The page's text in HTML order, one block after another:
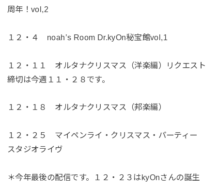
周年！vol,2
１２・４ noah’s Room Dr.kyOn秘宝館vol,1
１２・１１ オルタナクリスマス（洋楽編）リクエスト
締切は今週１１・２８です。
１２・１８ オルタナクリスマス（邦楽編）
１２・２５ マイペンライ・クリスマス・パーティー
スタジオライヴ
＊今年最後の配信です。１２・２３はkyOnさんの誕生